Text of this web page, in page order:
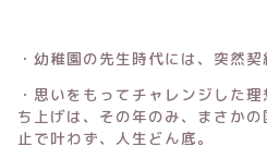
・幼稚園の先生時代には、突然契
・思いをもってチャレンジした
ち上げは、その年のみ、まさか
止で叶わず、人生どん底。